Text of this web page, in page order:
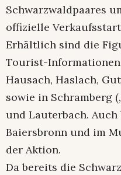
Schwarzwaldpaares
offizielle
Erhältlich sind die
Tourist-
Hausach, Haslach,
sowie in Schramberg
und Lauterbach.
Baiersbronn und im
der Aktion.
Da bereits die